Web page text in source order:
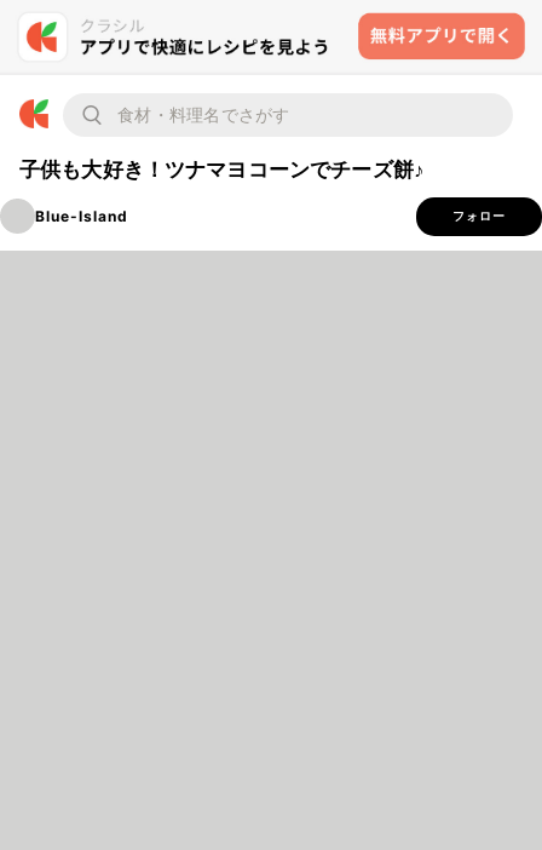
子供も大好き！ツナマヨコーンでチーズ餅♪
Blue-Island フォロー